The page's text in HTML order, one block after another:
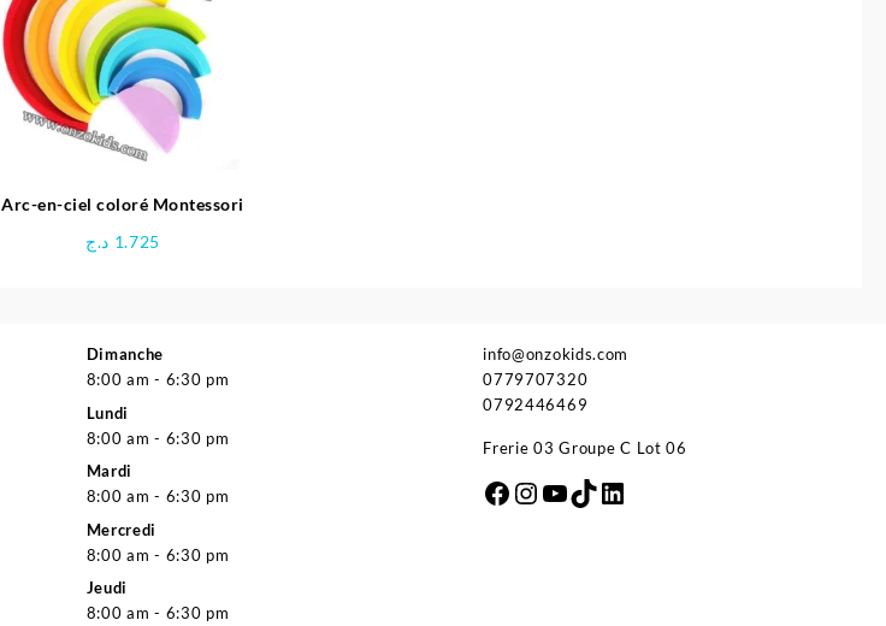
Arc-en-ciel coloré Montessori
1.725 د.ج
Dimanche
8:00 am - 6:30 pm
Lundi
8:00 am - 6:30 pm
Mardi
8:00 am - 6:30 pm
Mercredi
8:00 am - 6:30 pm
Jeudi
8:00 am - 6:30 pm
info@onzokids.com
0779707320
0792446469
Frerie 03 Groupe C Lot 06
Facebook
Instagram
YouTube
TikTok
LinkedIn